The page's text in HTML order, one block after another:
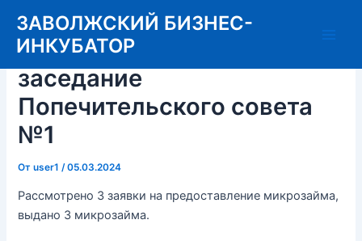
содержимому
ЗАВОЛЖСКИЙ БИЗНЕС-
ИНКУБАТОР
19.01.2024 состоялось
заседание
Попечительского совета
№1
Отuser1 /05.03.2024
Рассмотрено 3 заявки на предоставление микрозайма,
выдано 3 микрозайма.